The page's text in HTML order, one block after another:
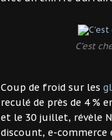
C’est
Coup de froid sur les
reculé de près de 4 %
et le 30 juillet, révèle
discount, e-commerce